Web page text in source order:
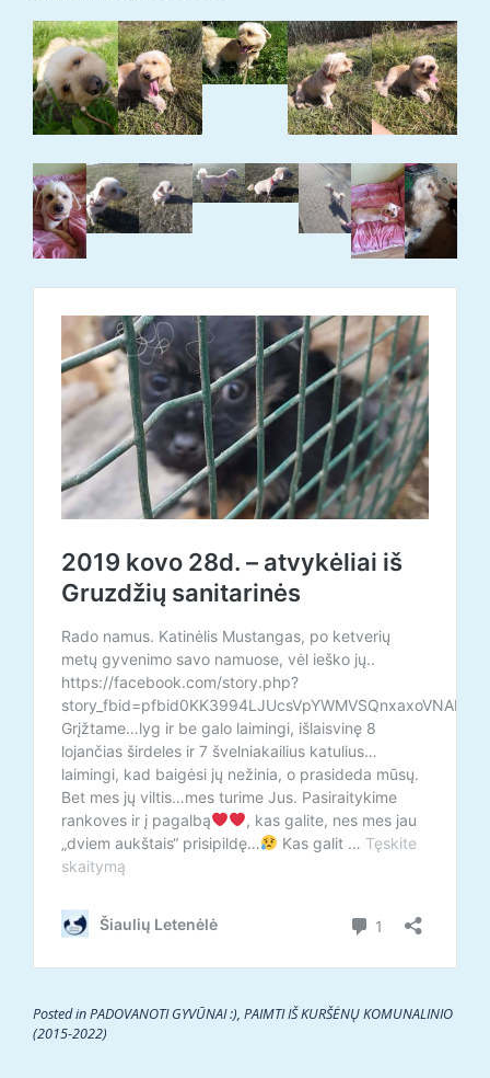
Posted inPADOVANOTI GYVŪNAI :), PAIMTI IŠ KURŠĖNŲ KOMUNALINIO
(2015-2022)